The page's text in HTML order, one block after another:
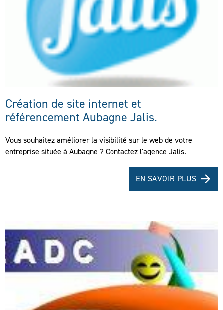
Création de site internet et
référencement Aubagne Jalis.
Vous souhaitez améliorer la visibilité sur le web de votre
entreprise située à Aubagne ? Contactez l'agence Jalis.
EN SAVOIR PLUS